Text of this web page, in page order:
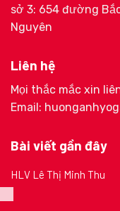
sở 3: 654 đường
Nguyên
Liên hệ
Mọi thắc mắc xin
Email:
Bài viết gần đây
HLV Lê Thị Minh Thu